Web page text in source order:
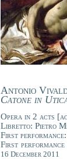
Antonio
Catone in
Opera in 2 acts
Libretto: Pietro
First
First performance
16 December 2011